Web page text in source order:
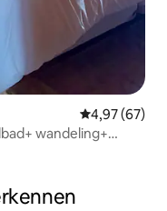
Gemiddelde
4,97 (67)
wandeling+